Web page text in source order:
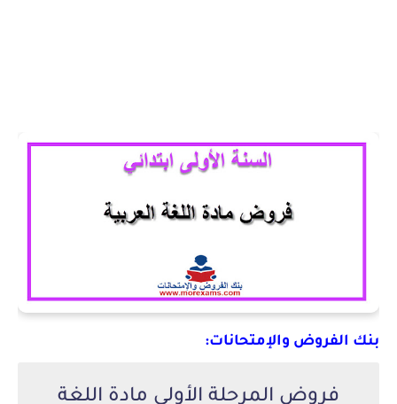
بنك الفروض والإمتحانات:
فروض المرحلة الأولى مادة اللغة